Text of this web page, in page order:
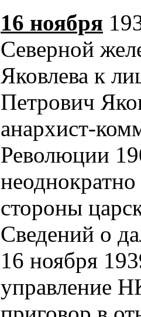
16 ноября
Северной
Яковлева к
Петрович
анархист-
Революции
стороны
Сведений о
16 ноября
управление